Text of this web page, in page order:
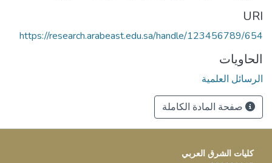
URI
https://research.arabeast.edu.sa/handle/123456789/654
الحاويات
الرسائل العلمية
صفحة المادة الكاملة
كليات الشرق العربي